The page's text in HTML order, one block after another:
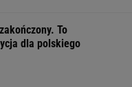
To
dla polskiego